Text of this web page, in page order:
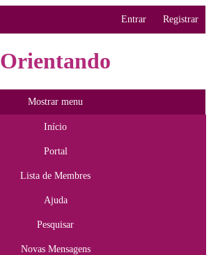
Entrar Registrar
Orientando
Mostrar menu
Início
Portal
Lista de Membres
Ajuda
Pesquisar
Novas Mensagens